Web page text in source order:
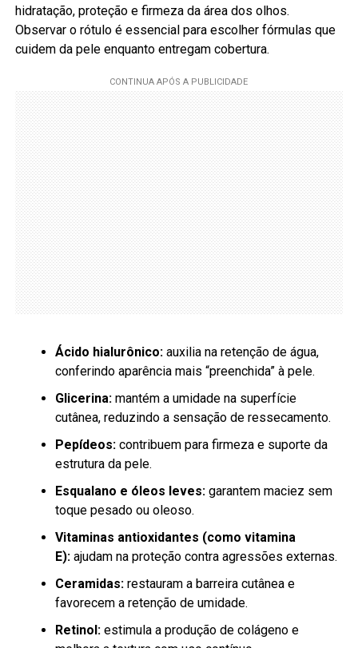
hidratação, proteção e firmeza da área dos olhos.
Observar o rótulo é essencial para escolher fórmulas que
cuidem da pele enquanto entregam cobertura.
Ácido hialurônico:auxilia na retenção de água,
conferindo aparência mais “preenchida” à pele.
Glicerina:mantém a umidade na superfície
cutânea, reduzindo a sensação de ressecamento.
Pepídeos:contribuem para firmeza e suporte da
estrutura da pele.
Esqualano e óleos leves:garantem maciez sem
toque pesado ou oleoso.
Vitaminas antioxidantes (como vitamina
E):ajudam na proteção contra agressões externas.
Ceramidas:restauram a barreira cutânea e
favorecem a retenção de umidade.
Retinol:estimula a produção de colágeno e